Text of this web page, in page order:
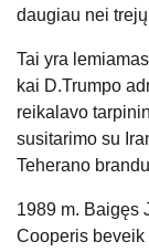
daugiau nei
Tai yra
kai D.Trumpo
reikalavo
susitarimo su
Teherano
1989 m. Baigęs
Cooperis beveik